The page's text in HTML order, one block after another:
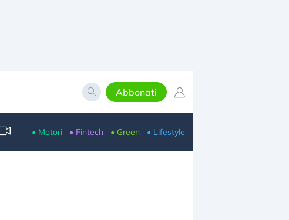
Abbonati
• Motori • Fintech • Green • Lifestyle